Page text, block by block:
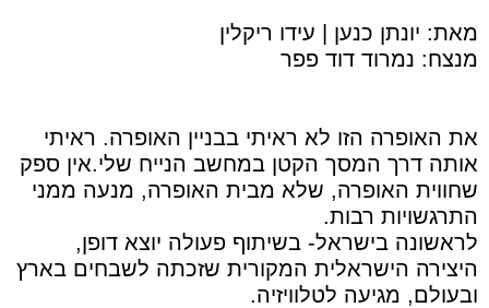
מאת: יונתן כנען | עידו ריקלין
מנצח: נמרוד דוד פפר
את האופרה הזו לא ראיתי בבניין האופרה. ראיתי
אותה דרך המסך הקטן במחשב הנייח שלי.אין ספק
שחווית האופרה, שלא מבית האופרה, מנעה ממני
התרגשויות רבות.
לראשונה בישראל- בשיתוף פעולה יוצא דופן,
היצירה הישראלית המקורית שזכתה לשבחים בארץ
ובעולם, מגיעה לטלוויזיה.